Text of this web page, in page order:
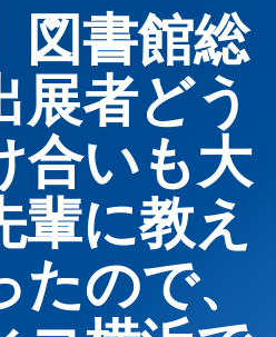
図書館総
展者どう
合いも大
輩に教え
ので、